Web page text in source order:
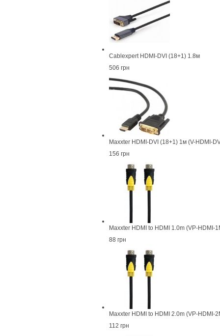
Cablexpert HDMI-DVI (18+1) 1.8м
506 грн
Maxxter HDMI-DVI (18+1) 1м (V-HDMI-
156 грн
Maxxter HDMI to HDMI 1.0m (VP-HDMI-
88 грн
Maxxter HDMI to HDMI 2.0m (VP-HDMI-
112 грн